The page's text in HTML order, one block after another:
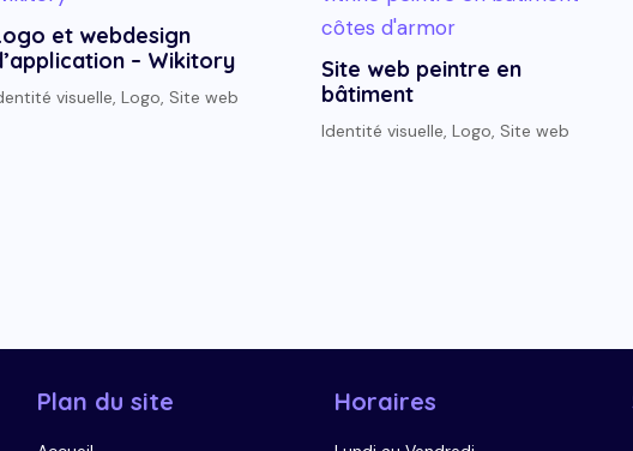
et webdesign
– Wikitory
visuelle Logo Site web
Site web peintre en
bâtiment
Identité visuelle Logo Site web
Plan du site Horaires